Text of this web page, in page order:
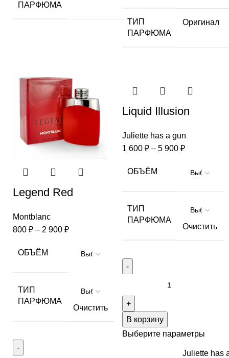
ПАРФЮМА
ТИП
ПАРФЮМА
Оригинал
Legend Red
Montblanc
800 ₽ – 2 900 ₽
ОБЪЁМ
ТИП
ПАРФЮМА
Очистить
Liquid Illusion
Juliette has a gun
1 600 ₽ – 5 900 ₽
ОБЪЁМ
ТИП
ПАРФЮМА
Очистить
В корзину
Выберите параметры
Juliette has